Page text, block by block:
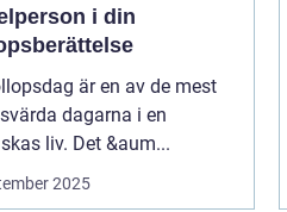
i din
är en av de mest
dagarna i en
liv. Det &aum...
2025